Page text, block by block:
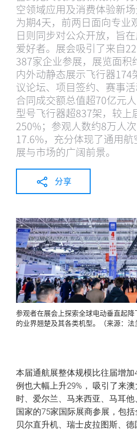
空领域应用及消费体验新
为期4天，前两日面向专业
日则同步对公众开放，旨
爱好者。展会吸引了来自
387家企业参展，展览面积
内外动静态展示飞行器174
议论坛、项目签约、赛事
合同成交额总值超70亿元
型号飞行器超837架，较上
250%；参观人数约8万人
17.6%，充分体现了通用
展与市场的广阔前景。
分享
参观者在展会上探索全球电动垂直起
的业界翘楚及其各类机型。（来源：法
本届通航展整体规模比往届增加
例也大幅上升29%， 吸引了来
时、爱尔兰、马来西亚、马耳
国家的75家国际展商参展，包
贝尔直升机、瑞士皮拉图斯、德